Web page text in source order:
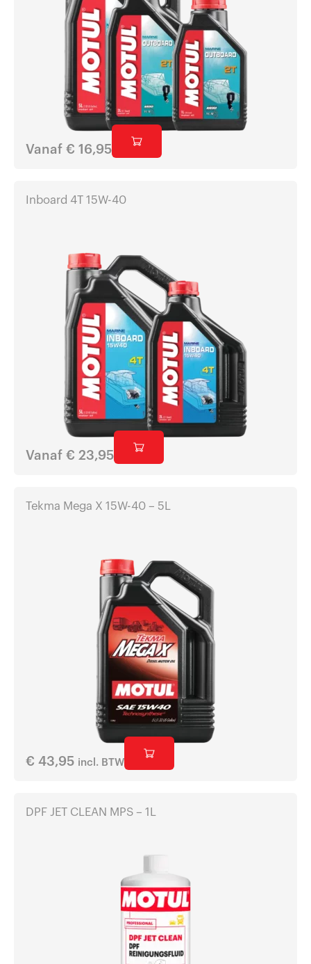
Vanaf € 16,95
Inboard 4T 15W-40
Vanaf € 23,95
Tekma Mega X 15W-40 – 5L
€ 43,95 incl. BTW
DPF JET CLEAN MPS – 1L